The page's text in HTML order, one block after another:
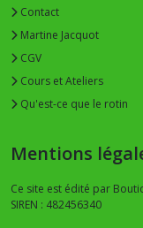
Contact
Martine Jacquot
CGV
Cours et Ateliers
Qu'est-ce que le rotin
Mentions
Ce site est édité par
SIREN : 482456340